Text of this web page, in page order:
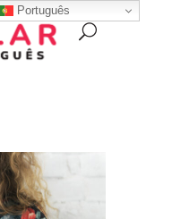
Português